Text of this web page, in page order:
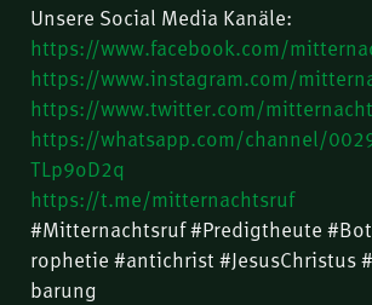
Unsere Social Media Kanäle:
https://www.facebook.com/
https://www.instagram.com/
https://www.twitter.com/
https://whatsapp.com/channel/
TLp9oD2q
https://t.me/mitternachtsruf
#Mitternachtsruf #Predigtheute
rophetie #antichrist #JesusChristus
barung